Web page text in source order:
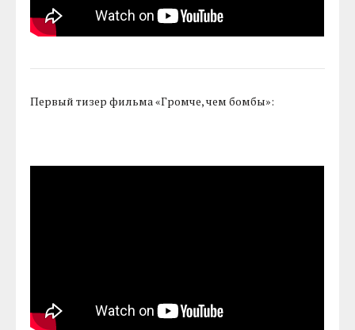
Первый тизер фильма «Громче, чем бомбы»: